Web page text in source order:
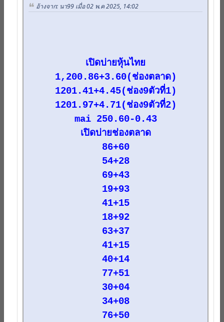
อ้างจาก: นา99 เมื่อ 02 พ.ค 2025, 14:02
เปิดบ่ายหุ้นไทย
1,200.86+3.60(ช่องตลาด)
1201.41+4.45(ช่อง9ตัวที่1)
1201.97+4.71(ช่อง9ตัวที่2)
mai 250.60-0.43
เปิดบ่ายช่องตลาด
86+60
54+28
69+43
19+93
41+15
18+92
63+37
41+15
40+14
77+51
30+04
34+08
76+50